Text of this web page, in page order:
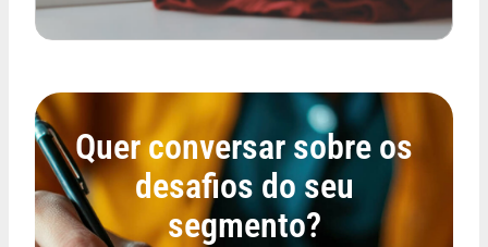
Quer conversar sobre os
desafios do seu
segmento?